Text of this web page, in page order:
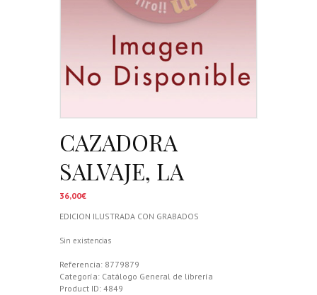
CAZADORA
SALVAJE, LA
36,00€
EDICION ILUSTRADA CON GRABADOS
Sin existencias
Referencia: 8779879
Categoría: Catálogo General de librería
Product ID: 4849